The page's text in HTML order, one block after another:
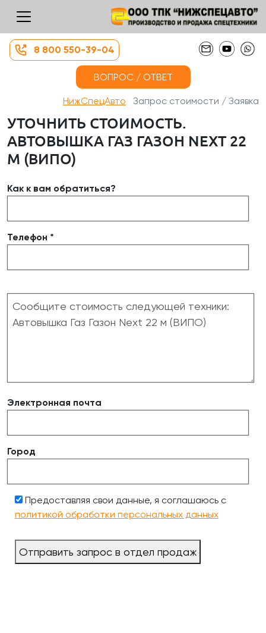
8 800 550-39-04
ВОПРОС / ОТВЕТ
НижСпецАвто Запрос стоимости / Заявка
УТОЧНИТЬ СТОИМОСТЬ.
АВТОВЫШКА ГАЗ ГАЗОН NEXT 22
М (ВИПО)
Как к вам обратиться?
Телефон *
Электронная почта
Город
Предоставляя свои данные, я соглашаюсь с
политикой обработки персональных данных
Отправить запрос в отдел продаж